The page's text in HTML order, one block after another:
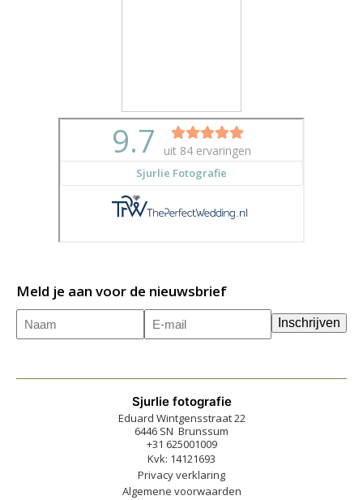
Meld je aan voor de nieuwsbrief
Naam
E-
mailadres(Vereist)
Inschrijven
Sjurlie fotografie
Eduard Wintgensstraat 22
6446 SN Brunssum
+31 625001009
Kvk: 14121693
Privacy verklaring
Algemene voorwaarden